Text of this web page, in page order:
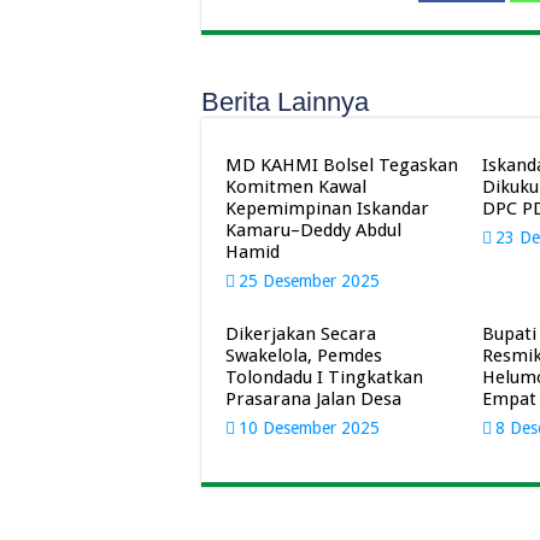
Berita Lainnya
MD KAHMI Bolsel Tegaskan
Komitmen Kawal
Kepemimpinan Iskandar
Kamaru–Deddy Abdul
Hamid
25 Desember 2025
DPC
23
Dikerjakan Secara
Swakelola, Pemdes
Tolondadu I Tingkatkan
Prasarana Jalan Desa
10 Desember 2025 8